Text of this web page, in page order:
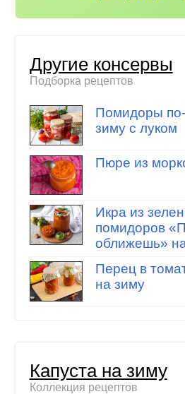
Другие консервы
Подборка рецептов
Помидоры
зиму с луком
Пюре из
Икра из
помидоров
оближешь»
Перец в
на зиму
Капуста на зиму
Коллекция рецептов